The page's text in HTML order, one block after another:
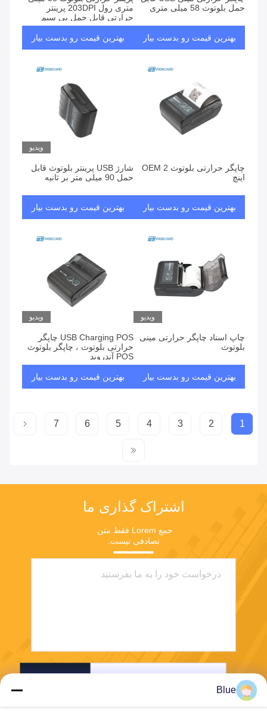
حمل بلوتوث 58 میلی متری
بهترین قیمت رو بدست بیار
متری رول 203DPI پرینتر
حرارتی قابل حمل بی سیم
بهترین قیمت رو بدست بیار
چاپگر حرارتی بلوتوث OEM 2
اینچ
بهترین قیمت رو بدست بیار
ویدیو
شارژ USB پرینتر بلوتوث قابل
حمل 90 میلی متر بر ثانیه
بهترین قیمت رو بدست بیار
ویدیو
چاپ اسناد چاپگر حرارتی مینی
بلوتوث
بهترین قیمت رو بدست بیار
ویدیو
USB Charging POS چاپگر
حرارتی بلوتوث ، چاپگر بلوتوث
POS آندروید
بهترین قیمت رو بدست بیار
1
2
3
4
5
6
7
اشتراک گذاری ما
تصادفی نیست.
Blue